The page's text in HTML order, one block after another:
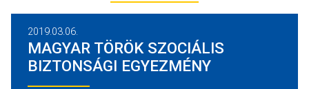
2019.03.06.
MAGYAR TÖRÖK SZOCIÁLIS
BIZTONSÁGI EGYEZMÉNY